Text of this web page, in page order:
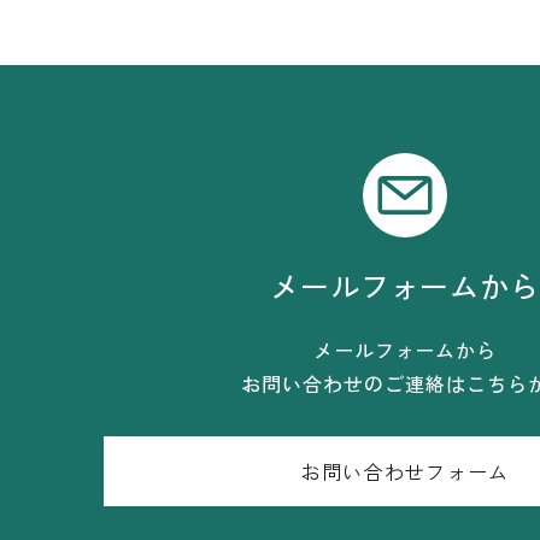
メールフォームから
メールフォームから
お問い合わせのご連絡はこちら
お問い合わせフォーム